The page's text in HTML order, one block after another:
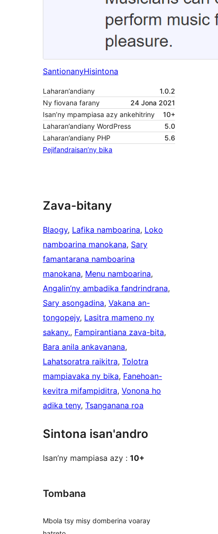
SantionanyHisintona
Laharan’andiany
1.0.2
Ny fiovana farany
24 Jona 2021
Isan’ny mpampiasa azy ankehitriny
10+
Laharan’andiany WordPress
5.0
Laharan’andiany PHP
5.6
Pejifandraisan’ny bika
Zava-bitany
Blaogy, Lafika namboarina, Loko
namboarina manokana, Sary
famantarana namboarina
manokana, Menu namboarina
Angalin’ny ambadika fandrindrana
Sary asongadina, Vakana an-
tongopejy, Lasitra mameno ny
sakany., Fampirantiana zava-bita
Bara anila ankavanana
Lahatsoratra raikitra, Tolotra
mampiavaka ny bika, Fanehoan-
kevitra mifampiditra, Vonona ho
adika teny, Tsanganana roa
Sintona isan'andro
Isan’ny mampiasa azy : 10+
Tombana
Mbola tsy misy domberina voaray